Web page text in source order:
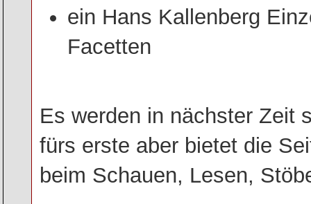
ein Hans Kallenberg
Facetten
Es werden in nächster Zeit
fürs erste aber bietet die
beim Schauen, Lesen,